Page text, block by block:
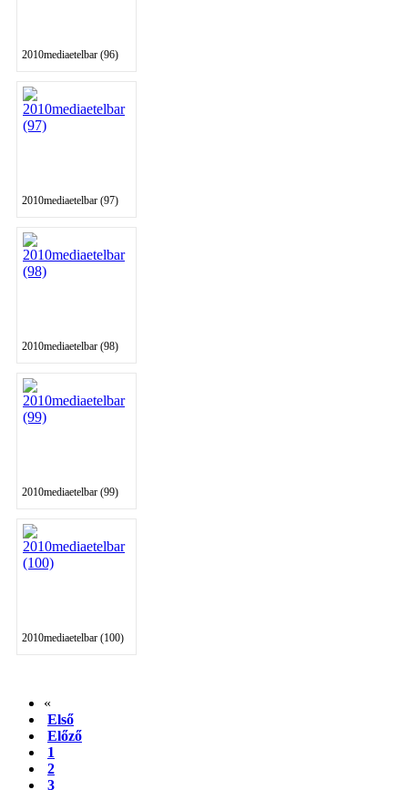
2010mediaetelbar (96)
2010mediaetelbar (97)
2010mediaetelbar (98)
2010mediaetelbar (99)
2010mediaetelbar (100)
«
Első
Előző
1
2
3